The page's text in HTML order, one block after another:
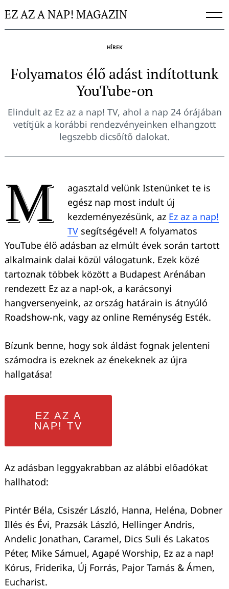
toEZ AZ A NAP! MAGAZIN
HÍREK
Folyamatos élő adást indítottunk
YouTube-on
Elindult az Ez az a nap! TV, ahol a nap 24 órájában
vetítjük a korábbi rendezvényeinken elhangzott
legszebb dicsőítő dalokat.
M
agasztald velünk Istenünket te is
egész nap most indult új
kezdeményezésünk, az Ez az a nap!
TV segítségével! A folyamatos
YouTube élő adásban az elmúlt évek során tartott
alkalmaink dalai közül válogatunk. Ezek közé
tartoznak többek között a Budapest Arénában
rendezett Ez az a nap!-ok, a karácsonyi
hangversenyeink, az ország határain is átnyúló
Roadshow-nk, vagy az online Reménység Esték.
Bízunk benne, hogy sok áldást fognak jelenteni
számodra is ezeknek az énekeknek az újra
hallgatása!
EZ AZ A
NAP! TV
Az adásban leggyakrabban az alábbi előadókat
hallhatod:
Pintér Béla, Csiszér László, Hanna, Heléna, Dobner
Illés és Évi, Prazsák László, Hellinger Andris,
Andelic Jonathan, Caramel, Dics Suli és Lakatos
Péter, Mike Sámuel, Agapé Worship, Ez az a nap!
Kórus, Friderika, Új Forrás, Pajor Tamás & Ámen,
Eucharist.